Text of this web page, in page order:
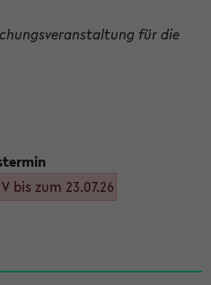
für die
bis zum 23.07.26